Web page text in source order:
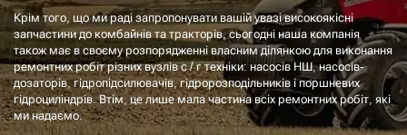
Крім того, що ми раді запропонувати вашій увазі високоякісні
запчастини до комбайнів та тракторів, сьогодні наша компанія
також має в своєму розпорядженні власним ділянкою для виконання
ремонтних робіт різних вузлів с / г техніки: насосів НШ, насосів-
дозаторів, гідропідсилювачів, гідророзподільників і поршневих
гідроциліндрів. Втім, це лише мала частина всіх ремонтних робіт, які
ми надаємо.